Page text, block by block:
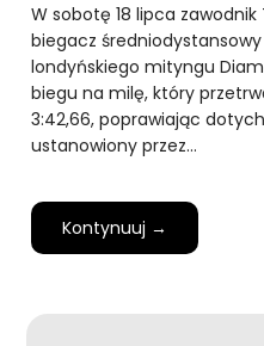
W sobotę 18 lipca
biegacz średniodystansowy
londyńskiego mityngu
biegu na milę, który
3:42,66, poprawiając
ustanowiony przez…
Kontynuuj →